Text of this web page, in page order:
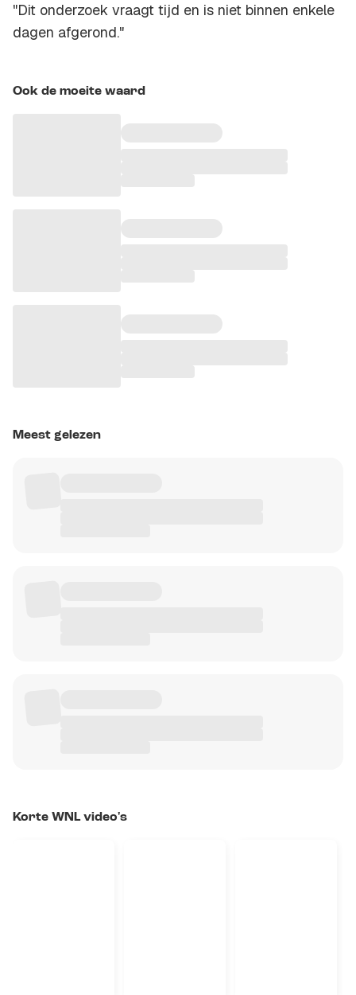
"Dit onderzoek vraagt tijd en is niet binnen enkele
dagen afgerond."
Ook de moeite waard
Meest gelezen
Korte WNL video's